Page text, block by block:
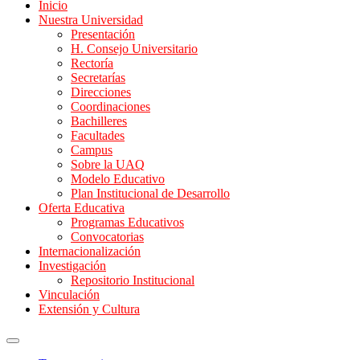
Inicio
Nuestra Universidad
Presentación
H. Consejo Universitario
Rectoría
Secretarías
Direcciones
Coordinaciones
Bachilleres
Facultades
Campus
Sobre la UAQ
Modelo Educativo
Plan Institucional de Desarrollo
Oferta Educativa
Programas Educativos
Convocatorias
Internacionalización
Investigación
Repositorio Institucional
Vinculación
Extensión y Cultura